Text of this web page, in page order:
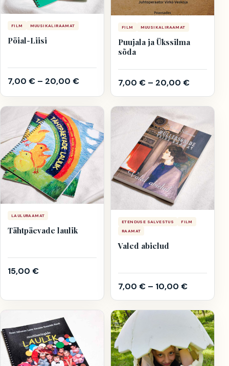
FILM MUUSIKALIRAAMAT
Pöial-Liisi
7,00 € – 20,00 €
FILM MUUSIKALIRAAMAT
Puujala ja Ükssilma
sõda
7,00 € – 20,00 €
LAULURAAMAT
Tähtpäevade laulik
15,00 €
ETENDUSE SALVESTUS
FILM
RAAMAT
Valed abielud
7,00 € – 10,00 €